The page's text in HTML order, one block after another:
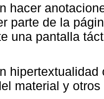
hacer
parte de la
una pantalla
material y